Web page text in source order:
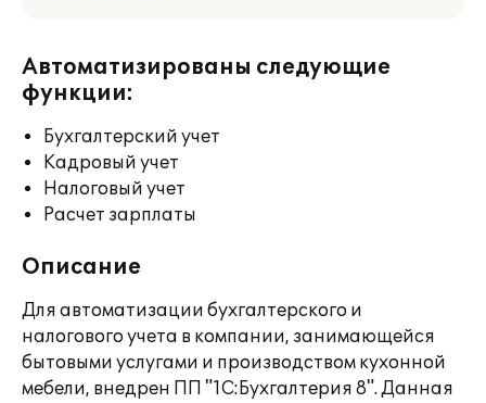
Автоматизированы следующие
функции:
Бухгалтерский учет
Кадровый учет
Налоговый учет
Расчет зарплаты
Описание
Для автоматизации бухгалтерского и
налогового учета в компании, занимающейся
бытовыми услугами и производством кухонной
мебели, внедрен ПП "1С:Бухгалтерия 8". Данная